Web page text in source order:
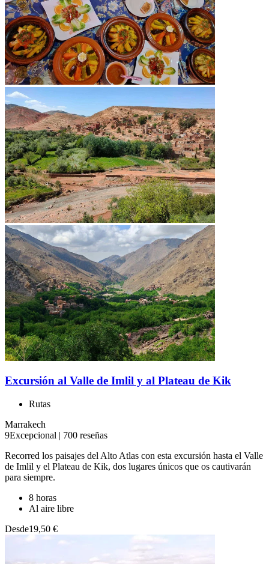
Excursión al Valle de Imlil y al Plateau de Kik
Rutas
Marrakech
9Excepcional | 700 reseñas
Recorred los paisajes del Alto Atlas con esta excursión hasta el Valle
de Imlil y el Plateau de Kik, dos lugares únicos que os cautivarán
para siempre.
8 horas
Al aire libre
Desde19,50 €